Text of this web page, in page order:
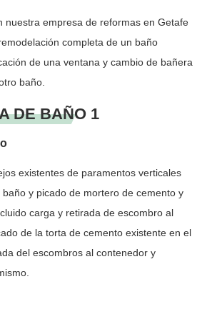
nuestra empresa de reformas en Getafe
completa de un baño
de una ventana y cambio de bañera
baño.
DE BAÑO 1
existentes de paramentos verticales
baño y picado de mortero de cemento y
carga y retirada de escombro al
de la torta de cemento existente en el
del escombros al contenedor y